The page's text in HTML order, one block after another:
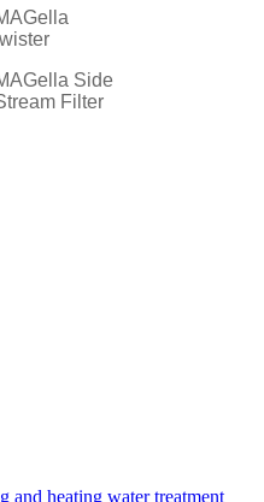
Side
Filter